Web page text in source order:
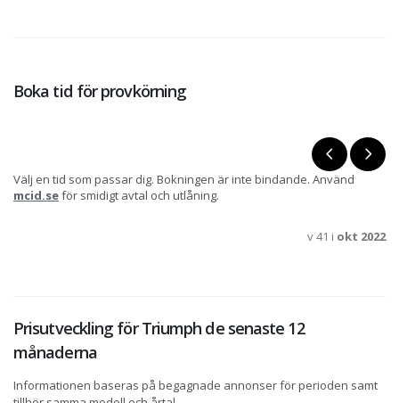
Boka tid för provkörning
Välj en tid som passar dig. Bokningen är inte bindande. Använd
mcid.seför smidigt avtal och utlåning.
v 41 i okt 2022
Prisutveckling för Triumph de senaste 12
månaderna
Informationen baseras på begagnade annonser för perioden samt